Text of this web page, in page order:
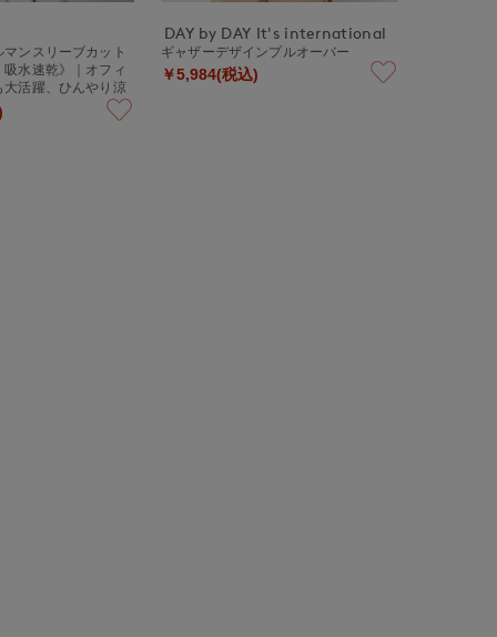
ンスリーブカット
吸水速乾》｜オフィ
大活躍、ひんやり涼
ーケアカットソー
DAY by DAY It's international
ギャザーデザインプルオーバー
￥5,984(税込)